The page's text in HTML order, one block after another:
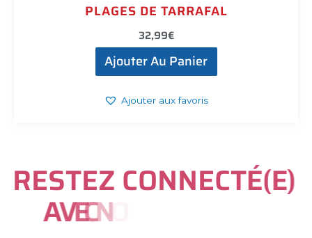
PLAGES DE TARRAFAL
32,99€
Ajouter Au Panier
Ajouter aux favoris
RESTEZ CONNECTÉ(E)
AVEC